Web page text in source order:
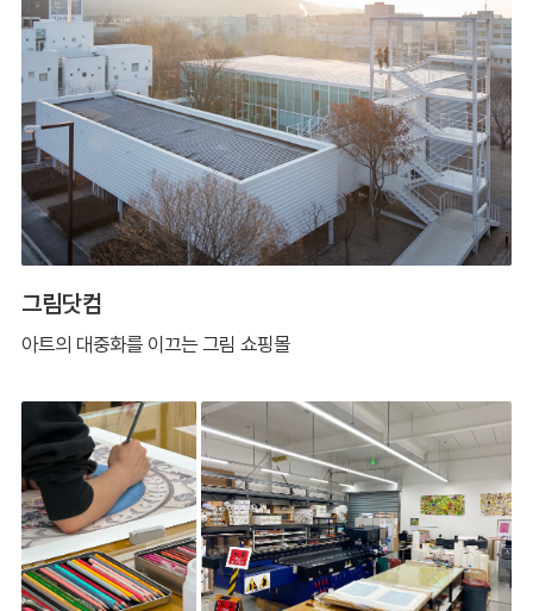
그림닷컴
아트의 대중화를 이끄는 그림 쇼핑몰